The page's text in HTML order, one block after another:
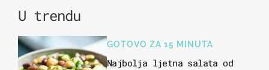
U trendu
GOTOVO ZA 15 MINUTA
Najbolja ljetna salata od